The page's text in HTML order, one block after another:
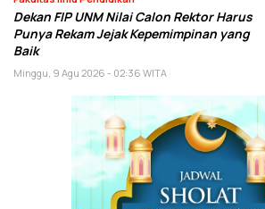
Dekan FIP UNM Nilai Calon Rektor Harus
Punya Rekam Jejak Kepemimpinan yang
Baik
Minggu, 9 Agu 2026 - 02:36 WITA